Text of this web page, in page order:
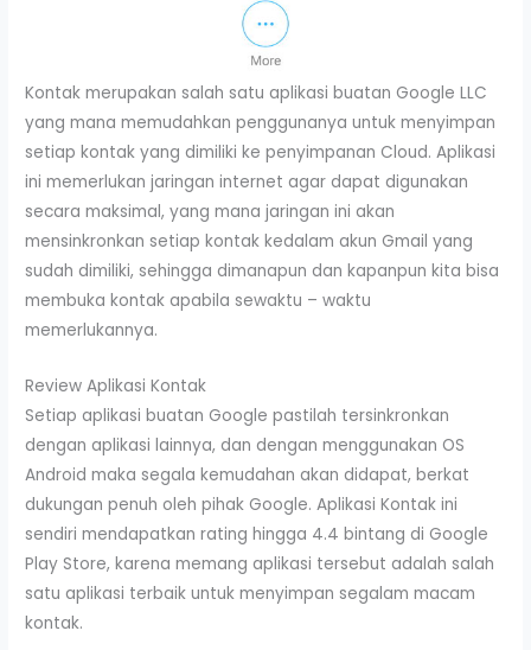
Kontak merupakan salah satu aplikasi buatan Google LLC
yang mana memudahkan penggunanya untuk menyimpan
setiap kontak yang dimiliki ke penyimpanan Cloud. Aplikasi
ini memerlukan jaringan internet agar dapat digunakan
secara maksimal, yang mana jaringan ini akan
mensinkronkan setiap kontak kedalam akun Gmail yang
sudah dimiliki, sehingga dimanapun dan kapanpun kita bisa
membuka kontak apabila sewaktu – waktu
memerlukannya.
Review Aplikasi Kontak
Setiap aplikasi buatan Google pastilah tersinkronkan
dengan aplikasi lainnya, dan dengan menggunakan OS
Android maka segala kemudahan akan didapat, berkat
dukungan penuh oleh pihak Google. Aplikasi Kontak ini
sendiri mendapatkan rating hingga 4.4 bintang di Google
Play Store, karena memang aplikasi tersebut adalah salah
satu aplikasi terbaik untuk menyimpan segalam macam
kontak.